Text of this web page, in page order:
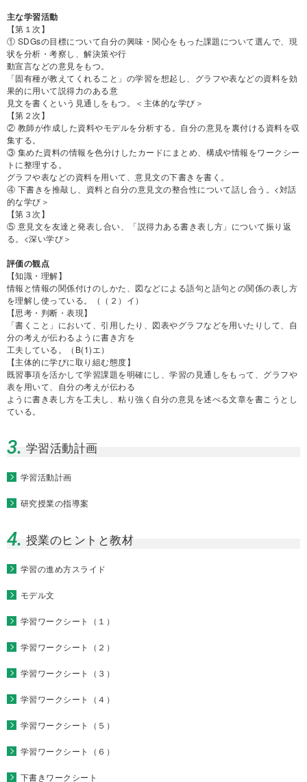
主な学習活動
【第１次】
① SDGsの⽬標について⾃分の興味・関⼼をもった課題について選んで、現
状を分析・考察し、解決策や⾏
動宣⾔などの意⾒をもつ。
「固有種が教えてくれること」の学習を想起し、グラフや表などの資料を効
果的に⽤いて説得⼒のある意
⾒⽂を書くという⾒通しをもつ。＜主体的な学び＞
【第２次】
② 教師が作成した資料やモデルを分析する。⾃分の意⾒を裏付ける資料を収
集する。
③ 集めた資料の情報を⾊分けしたカードにまとめ、構成や情報をワークシー
トに整理する。
グラフや表などの資料を⽤いて、意⾒⽂の下書きを書く。
④ 下書きを推敲し、資料と⾃分の意⾒⽂の整合性について話し合う。<対話
的な学び＞
【第３次】
⑤ 意⾒⽂を友達と発表し合い、「説得⼒ある書き表し⽅」について振り返
る。<深い学び＞
評価の観点
【知識・理解】
情報と情報の関係付けのしかた、図などによる語句と語句との関係の表し⽅
を理解し使っている。（（２）イ）
【思考・判断・表現】
「書くこと」において、引⽤したり、図表やグラフなどを⽤いたりして、⾃
分の考えが伝わるように書き⽅を
⼯夫している。（B(1)エ）
【主体的に学びに取り組む態度】
既習事項を活かして学習課題を明確にし、学習の⾒通しをもって、グラフや
表を⽤いて、⾃分の考えが伝わる
ように書き表し⽅を⼯夫し、粘り強く⾃分の意⾒を述べる⽂章を書こうとし
ている。
3. 学習活動計画
学習活動計画
研究授業の指導案
4. 授業のヒントと教材
学習の進め方スライド
モデル文
学習ワークシート（１）
学習ワークシート（２）
学習ワークシート（３）
学習ワークシート（４）
学習ワークシート（５）
学習ワークシート（６）
下書きワークシート